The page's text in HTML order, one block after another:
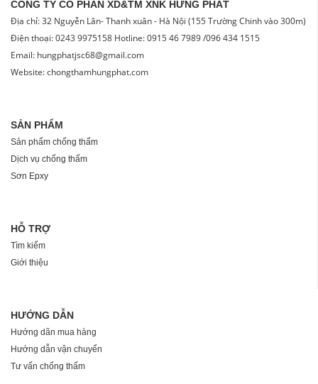
CÔNG TY CỔ PHẦN XD&TM XNK HƯNG PHÁT
Địa chỉ: 32 Nguyễn Lân- Thanh xuân - Hà Nội (155 Trường Chinh vào 300m)
Điện thoại: 0243 9975158 Hotline: 0915 46 7989 /096 434 1515
Email: hungphatjsc68@gmail.com
Website: chongthamhungphat.com
SẢN PHẨM
Sản phẩm chống thấm
Dịch vụ chống thấm
Sơn Epxy
HỖ TRỢ
Tìm kiếm
Giới thiệu
HƯỚNG DẪN
Hướng dãn mua hàng
Hướng dẫn vận chuyển
Tư vấn chống thấm